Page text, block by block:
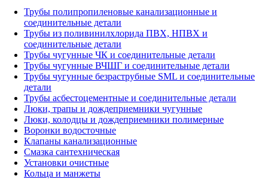
Трубы полипропиленовые канализационные и
соединительные детали
Трубы из поливинилхлорида ПВХ, НПВХ и
соединительные детали
Трубы чугунные ЧК и соединительные детали
Трубы чугунные ВЧШГ и соединительные детали
Трубы чугунные безраструбные SML и соединительные
детали
Трубы асбестоцементные и соединительные детали
Люки, трапы и дождеприемники чугунные
Люки, колодцы и дождеприемники полимерные
Воронки водосточные
Клапаны канализационные
Смазка сантехническая
Установки очистные
Кольца и манжеты